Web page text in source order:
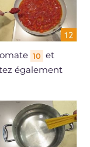
10 et
également